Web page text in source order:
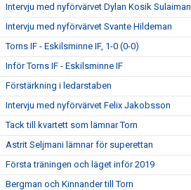
Intervju med nyförvärvet Dylan Kosik Sulaiman
Intervju med nyförvärvet Svante Hildeman
Torns IF - Eskilsminne IF, 1-0 (0-0)
Inför Torns IF - Eskilsminne IF
Förstärkning i ledarstaben
Intervju med nyförvärvet Felix Jakobsson
Tack till kvartett som lämnar Torn
Astrit Seljmani lämnar för superettan
Första träningen och läget inför 2019
Bergman och Kinnander till Torn